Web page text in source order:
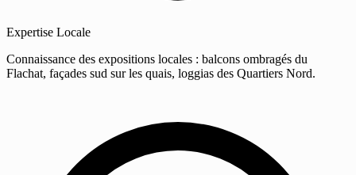
Expertise Locale
Connaissance des expositions locales : balcons ombragés du
Flachat, façades sud sur les quais, loggias des Quartiers Nord.